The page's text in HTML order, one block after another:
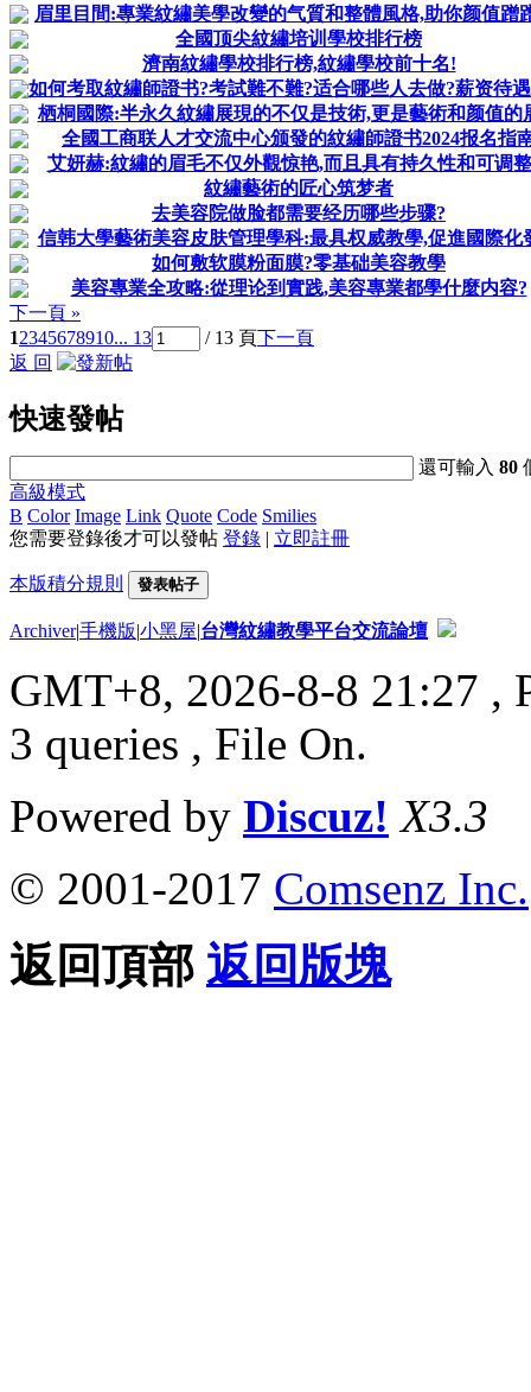
眉里目間:專業紋繡美學改變的气質和整體風格,助你颜值蹭
全國顶尖紋繡培训學校排行榜
濟南紋繡學校排行榜,紋繡學校前十名!
如何考取紋繡師證书?考試難不難?适合哪些人去做?薪资待
栖桐國際:半永久紋繡展現的不仅是技術,更是藝術和颜值的
全國工商联人才交流中心颁發的紋繡師證书2024报名指
艾妍赫:紋繡的眉毛不仅外觀惊艳,而且具有持久性和可调
紋繡藝術的匠心筑梦者
去美容院做脸都需要经历哪些步骤?
信韩大學藝術美容皮肤管理學科:最具权威教學,促進國際化
如何敷软膜粉面膜?零基础美容教學
美容專業全攻略:從理论到實践,美容專業都學什麼内容?
下一頁 »
12345678910... 13 / 13 頁下一頁
返 回
快速發帖
還可輸入80
高級模式
B Color Image Link Quote Code Smilies
您需要登錄後才可以發帖 登錄 | 立即註冊
本版積分規則 發表帖子
Archiver|手機版|小黑屋|台灣紋繡教學平台交流論壇
GMT+8, 2026-8-8 21:27 ,
3 queries , File On.
Powered by Discuz! X3.3
© 2001-2017 Comsenz Inc.
返回頂部 返回版塊